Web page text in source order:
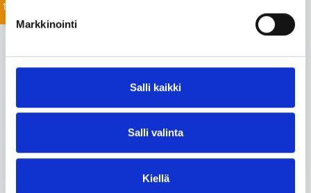
Markkinointi
Salli kaikki
Salli valinta
Kiellä
tuotteista